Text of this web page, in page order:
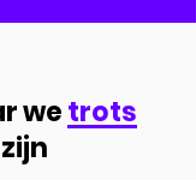
wetrots